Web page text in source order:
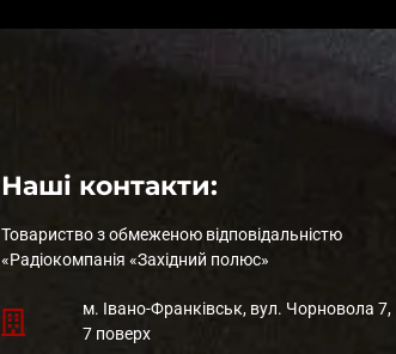
Наші контакти:
Товариство з обмеженою відповідальністю
«Радіокомпанія «Західний полюс»
м. Івано-Франківськ, вул. Чорновола 7,
7 поверх